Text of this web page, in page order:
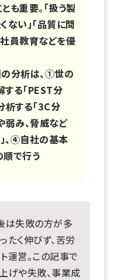
も重要。「扱う製
ない」「品質に問
員教育などを優
分析は、①世の
る「PEST分
析する「3C分
弱み、脅威など
、④自社の基本
で行う
は失敗の方が多
たく伸びず、苦労
運営。この記事で
げや失敗、事業成